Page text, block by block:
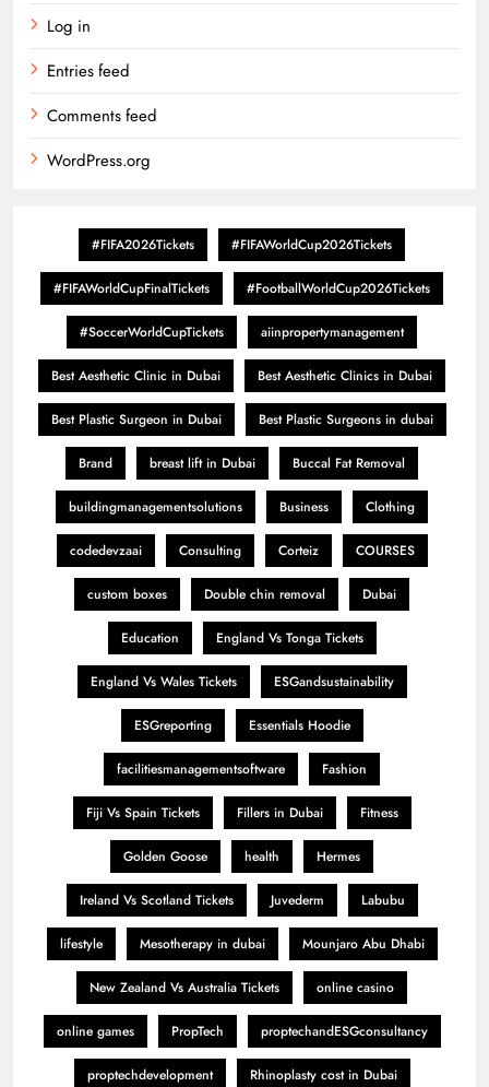
Log in
Entries feed
Comments feed
WordPress.org
#FIFA2026Tickets #FIFAWorldCup2026Tickets
#FIFAWorldCupFinalTickets #FootballWorldCup2026Tickets
#SoccerWorldCupTickets aiinpropertymanagement
Best Aesthetic Clinic in Dubai Best Aesthetic Clinics in Dubai
Best Plastic Surgeon in Dubai Best Plastic Surgeons in dubai
Brand breast lift in Dubai Buccal Fat Removal
buildingmanagementsolutions Business Clothing
codedevzaai Consulting Corteiz COURSES
custom boxes Double chin removal Dubai
Education England Vs Tonga Tickets
England Vs Wales Tickets ESGandsustainability
ESGreporting Essentials Hoodie
facilitiesmanagementsoftware Fashion
Fiji Vs Spain Tickets Fillers in Dubai Fitness
Golden Goose health Hermes
Ireland Vs Scotland Tickets Juvederm Labubu
lifestyle Mesotherapy in dubai Mounjaro Abu Dhabi
New Zealand Vs Australia Tickets online casino
online games PropTech proptechandESGconsultancy
proptechdevelopment Rhinoplasty cost in Dubai